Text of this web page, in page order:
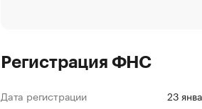
Регистрация ФНС
Дата регистрации
23